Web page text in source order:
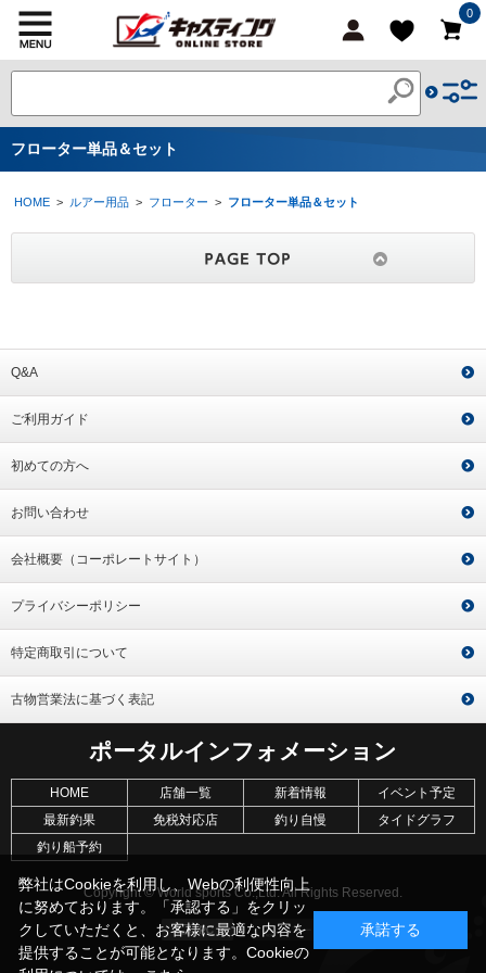
0
フローター単品＆セット
HOME > ルアー用品 > フローター > フローター単品＆セット
Q&A
ご利用ガイド
初めての方へ
お問い合わせ
会社概要（コーポレートサイト）
プライバシーポリシー
特定商取引について
古物営業法に基づく表記
ポータルインフォメーション
HOME 店舗一覧 新着情報
イベント予定
最新釣果
免税対応店 釣り自慢
タイドグラフ
釣り船予約
Copyright © World sports Co.,Ltd. All Rights Reserved.
弊社はCookieを利用し、Webの利便性向上
に努めております。「承認する」をクリッ
クしていただくと、お客様に最適な内容を
提供することが可能となります。Cookieの
承諾する